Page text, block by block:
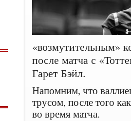
«возмутительным»
после матча с
Гарет Бэйл.
Напомним, что
трусом, после того
во время матча.